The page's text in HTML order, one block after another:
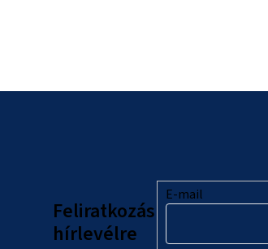
Feliratkozás
hírlevélre
E-mail